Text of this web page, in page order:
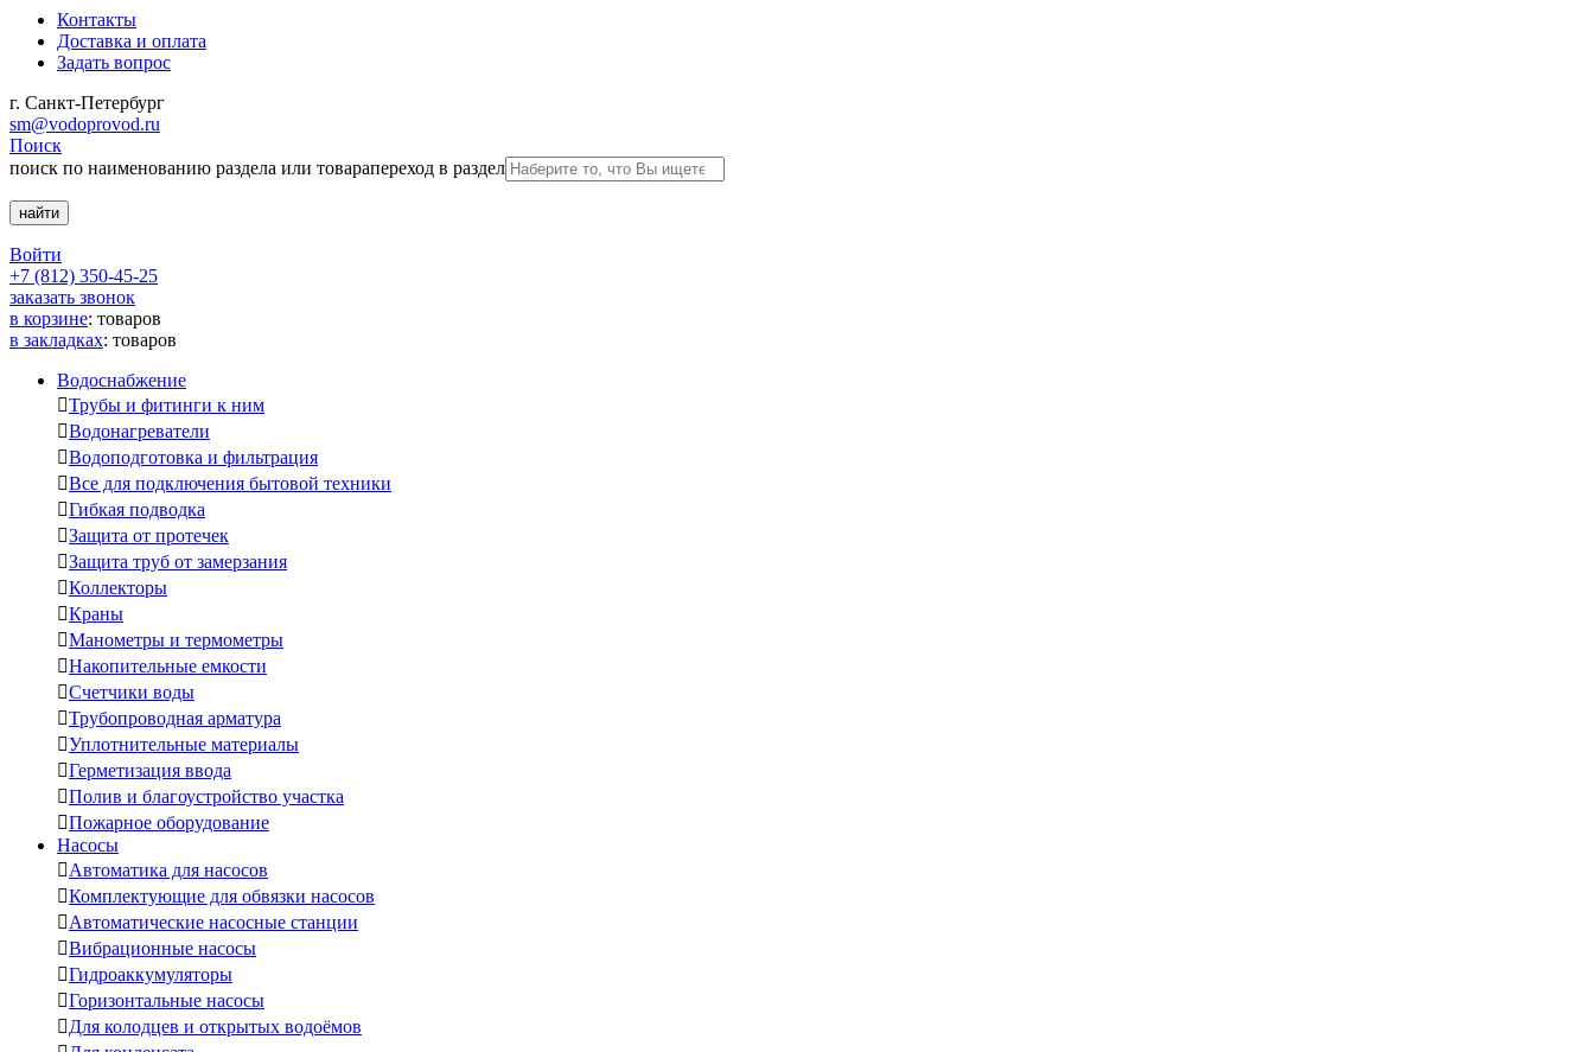
Контакты
Доставка и оплата
Задать вопрос
г. Санкт-Петербург
sm@vodoprovod.ru
Поиск
поиск по наименованию раздела или товарапереход в раздел
Войти
+7 (812) 350-45-25
заказать звонок
в корзине: товаров
в закладках: товаров
Водоснабжение
Трубы и фитинги к ним
Водонагреватели
Водоподготовка и фильтрация
Все для подключения бытовой техники
Гибкая подводка
Защита от протечек
Защита труб от замерзания
Коллекторы
Краны
Манометры и термометры
Накопительные емкости
Счетчики воды
Трубопроводная арматура
Уплотнительные материалы
Герметизация ввода
Полив и благоустройство участка
Пожарное оборудование
Насосы
Автоматика для насосов
Комплектующие для обвязки насосов
Автоматические насосные станции
Вибрационные насосы
Гидроаккумуляторы
Горизонтальные насосы
Для колодцев и открытых водоёмов